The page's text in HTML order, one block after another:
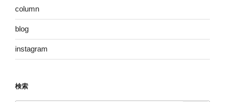
column
blog
instagram
検索